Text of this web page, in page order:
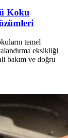
Koku
temel
eksikliği
bakım ve doğru